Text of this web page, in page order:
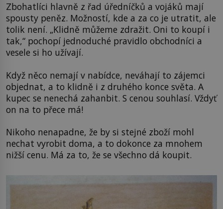
Zbohatlíci hlavně z řad úředníčků a vojáků mají
spousty peněz. Možností, kde a za co je utratit, ale
tolik není. „Klidně můžeme zdražit. Oni to koupí i
tak,“ pochopí jednoduché pravidlo obchodníci a
vesele si ho užívají.
Když něco nemají v nabídce, neváhají to zájemci
objednat, a to klidně i z druhého konce světa. A
kupec se nenechá zahanbit. S cenou souhlasí. Vždyť
on na to přece má!
Nikoho nenapadne, že by si stejné zboží mohl
nechat vyrobit doma, a to dokonce za mnohem
nižší cenu. Má za to, že se všechno dá koupit.